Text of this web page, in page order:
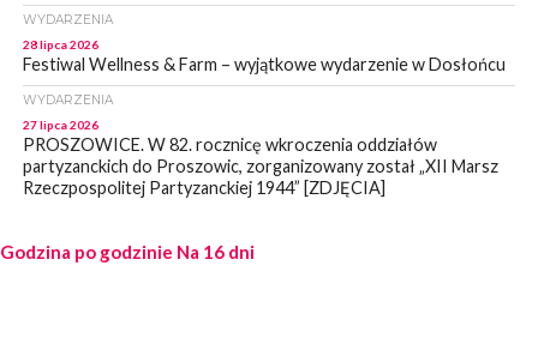
WYDARZENIA
28 lipca 2026
Festiwal Wellness & Farm – wyjątkowe wydarzenie w Dosłońcu
WYDARZENIA
27 lipca 2026
PROSZOWICE. W 82. rocznicę wkroczenia oddziałów
partyzanckich do Proszowic, zorganizowany został „XII Marsz
Rzeczpospolitej Partyzanckiej 1944” [ZDJĘCIA]
27 lipca 2026
PROSZOWICE. Po burzy uszkodzone słupy enegeryczne.
Godzina po godzinie Na 16 dni